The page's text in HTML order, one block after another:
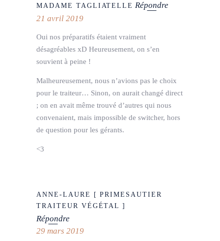
MADAME TAGLIATELLE Répondre
21 avril 2019
Oui nos préparatifs étaient vraiment
désagréables xD Heureusement, on s’en
souvient à peine !
Malheureusement, nous n’avions pas le choix
pour le traiteur… Sinon, on aurait changé direct
; on en avait même trouvé d’autres qui nous
convenaient, mais impossible de switcher, hors
de question pour les gérants.
<3
ANNE-LAURE [ PRIMESAUTIER
TRAITEUR VÉGÉTAL ]
Répondre
29 mars 2019